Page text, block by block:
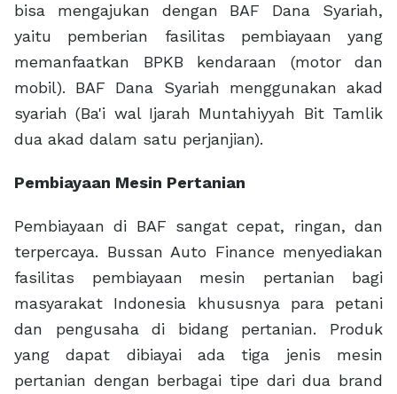
bisa mengajukan dengan BAF Dana Syariah,
yaitu pemberian fasilitas pembiayaan yang
memanfaatkan BPKB kendaraan (motor dan
mobil). BAF Dana Syariah menggunakan akad
syariah (Ba'i wal Ijarah Muntahiyyah Bit Tamlik
dua akad dalam satu perjanjian).
Pembiayaan Mesin Pertanian
Pembiayaan di BAF sangat cepat, ringan, dan
terpercaya. Bussan Auto Finance menyediakan
fasilitas pembiayaan mesin pertanian bagi
masyarakat Indonesia khususnya para petani
dan pengusaha di bidang pertanian. Produk
yang dapat dibiayai ada tiga jenis mesin
pertanian dengan berbagai tipe dari dua brand